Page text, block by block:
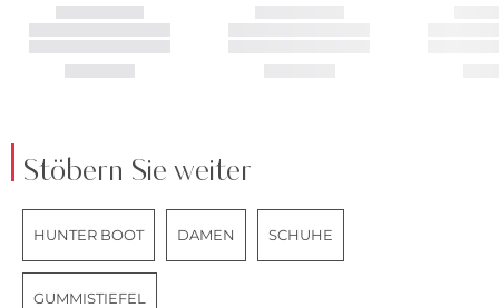
Stöbern Sie weiter
HUNTER BOOT DAMEN SCHUHE
GUMMISTIEFEL